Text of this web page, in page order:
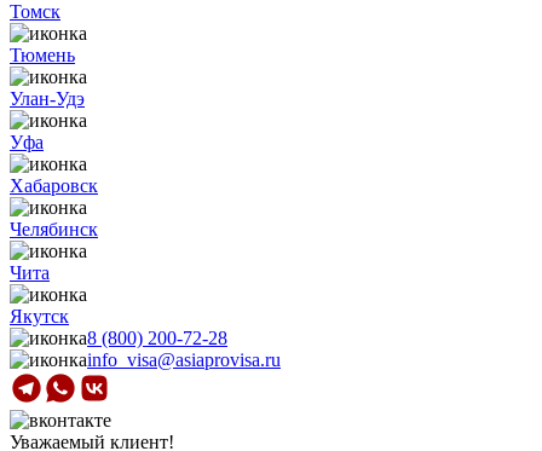
Томск
Тюмень
Улан-Удэ
Уфа
Хабаровск
Челябинск
Чита
Якутск
8 (800) 200-72-28
info_visa@asiaprovisa.ru
Уважаемый клиент!